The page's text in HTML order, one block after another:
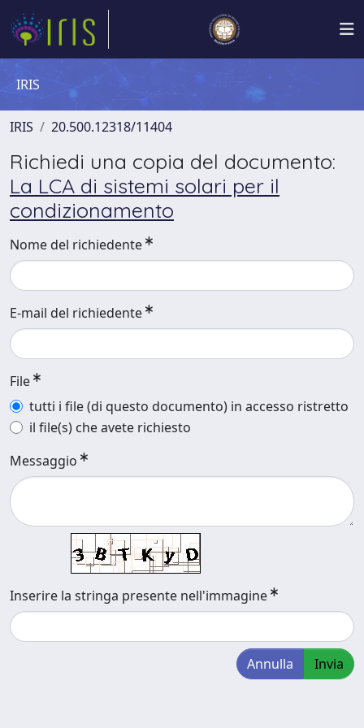
IRIS
IRIS 20.500.12318/11404
Richiedi una copia del documento:
La LCA di sistemi solari per il
condizionamento
Nome del richiedente
E-mail del richiedente
File
tutti i file (di questo documento) in accesso ristretto
il file(s) che avete richiesto
Messaggio
Inserire la stringa presente nell'immagine
Annulla Invia